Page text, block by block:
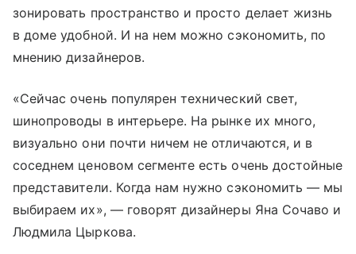
зонировать пространство и просто делает жизнь
в доме удобной. И на нем можно сэкономить, по
мнению дизайнеров.
«Сейчас очень популярен технический свет,
шинопроводы в интерьере. На рынке их много,
визуально они почти ничем не отличаются, и в
соседнем ценовом сегменте есть очень достойные
представители. Когда нам нужно сэкономить — мы
выбираем их», — говорят дизайнеры Яна Сочаво и
Людмила Цыркова.